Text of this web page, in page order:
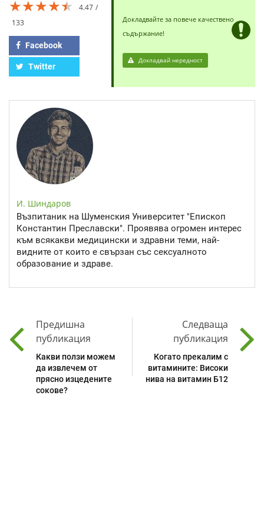
★★★★★
★★★★★
★★★★★
4.47
133
Facebook
Twitter
Докладвайте за повече качествено
съдържание!
Докладвай нередност
И. Шиндаров
Възпитаник на Шуменския Университет "Епископ
Константин Преславски". Проявява огромен интерес
към всякакви медицински и здравни теми, най-
видните от които е свързан със сексуалното
образование и здраве.
Предишна
публикация
Какви ползи можем
да извлечем от
прясно изцедените
сокове?
Следваща
публикация
Когато прекалим с
витамините: Високи
нива на витамин Б12